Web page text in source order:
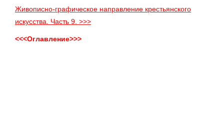
Живописно-графическое направление крестьянского
искусства. Часть 9. >>>
<<<Оглавление>>>